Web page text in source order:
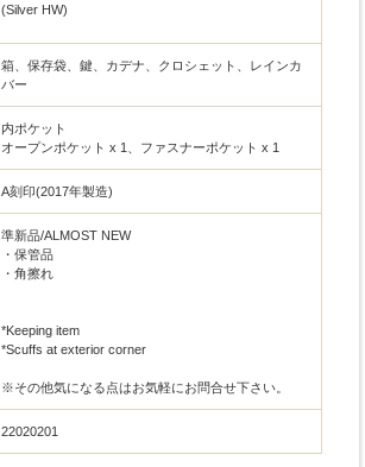
(Silver HW)
箱、保存袋、鍵、カデナ、クロシェット、レインカ
バー
内ポケット
オープンポケット x 1、ファスナーポケット x 1
A刻印(2017年製造)
準新品/ALMOST NEW
・保管品
・角擦れ
*Keeping item
*Scuffs at exterior corner
※その他気になる点はお気軽にお問合せ下さい。
22020201